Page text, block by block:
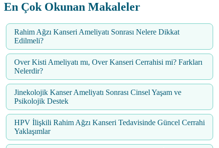
En Çok Okunan Makaleler
Rahim Ağzı Kanseri Ameliyatı Sonrası Nelere Dikkat
Edilmeli?
Over Kisti Ameliyatı mı, Over Kanseri Cerrahisi mi? Farkları
Nelerdir?
Jinekolojik Kanser Ameliyatı Sonrası Cinsel Yaşam ve
Psikolojik Destek
HPV İlişkili Rahim Ağzı Kanseri Tedavisinde Güncel Cerrahi
Yaklaşımlar